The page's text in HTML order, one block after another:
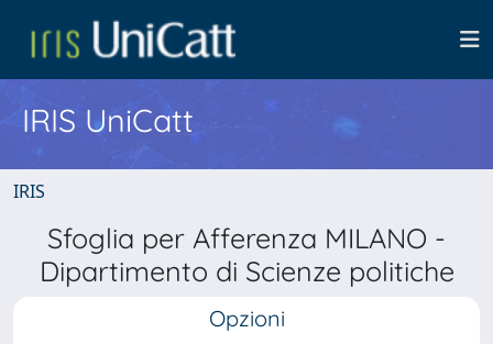
IRIS UniCatt
IRIS
Sfoglia per Afferenza MILANO -
Dipartimento di Scienze politiche
Opzioni